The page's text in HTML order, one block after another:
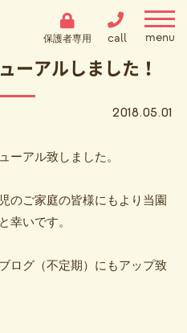
保護者専用 call
ーアルしました！
2018.05.01
ーアル致しました。
のご家庭の皆様にもより当園
幸いです。
ログ（不定期）にもアップ致